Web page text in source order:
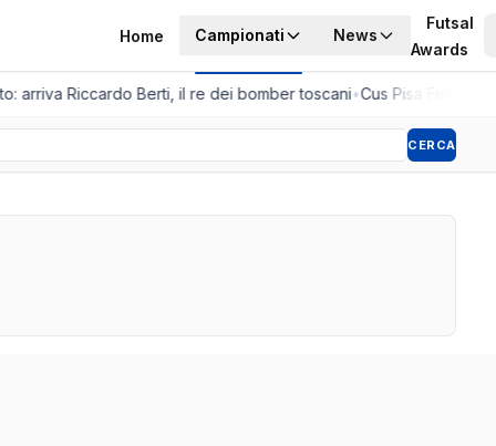
Home Campionati News
Futsal
Awards
arriva Riccardo Berti, il re dei bomber toscani•Cus Pisa
CERCA